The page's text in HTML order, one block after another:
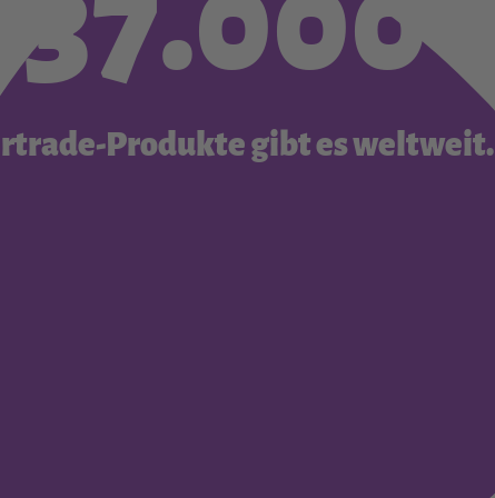
Produkte gibt es weltweit.